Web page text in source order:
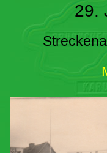
29.